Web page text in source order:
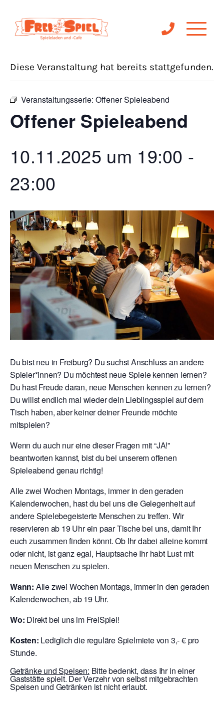
« Alle Veranstaltungen
Diese Veranstaltung hat bereits stattgefunden.
Veranstaltungsserie: Offener Spieleabend
Offener Spieleabend
10.11.2025 um 19:00 -
23:00
Du bist neu in Freiburg? Du suchst Anschluss an andere
Spieler*innen? Du möchtest neue Spiele kennen lernen?
Du hast Freude daran, neue Menschen kennen zu lernen?
Du willst endlich mal wieder dein Lieblingsspiel auf dem
Tisch haben, aber keiner deiner Freunde möchte
mitspielen?
Wenn du auch nur eine dieser Fragen mit “JA!”
beantworten kannst, bist du bei unserem offenen
Spieleabend genau richtig!
Alle zwei Wochen Montags, immer in den geraden
Kalenderwochen, hast du bei uns die Gelegenheit auf
andere Spielebegeisterte Menschen zu treffen. Wir
reservieren ab 19 Uhr ein paar Tische bei uns, damit Ihr
euch zusammen finden könnt. Ob Ihr dabei alleine kommt
oder nicht, ist ganz egal, Hauptsache Ihr habt Lust mit
neuen Menschen zu spielen.
Wann: Alle zwei Wochen Montags, immer in den geraden
Kalenderwochen, ab 19 Uhr.
Wo: Direkt bei uns im FreiSpiel!
Kosten: Lediglich die reguläre Spielmiete von 3,- € pro
Stunde.
Getränke und Speisen: Bitte bedenkt, dass Ihr in einer
Gaststätte spielt. Der Verzehr von selbst mitgebrachten
Speisen und Getränken ist nicht erlaubt.